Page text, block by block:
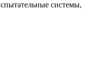
системы,